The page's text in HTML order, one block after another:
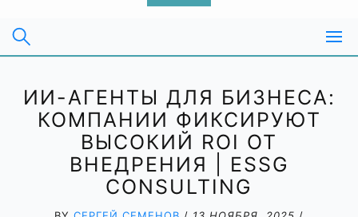
ИИ-АГЕНТЫ ДЛЯ БИЗНЕСА:
КОМПАНИИ ФИКСИРУЮТ
ВЫСОКИЙ ROI ОТ
ВНЕДРЕНИЯ | ESSG
CONSULTING